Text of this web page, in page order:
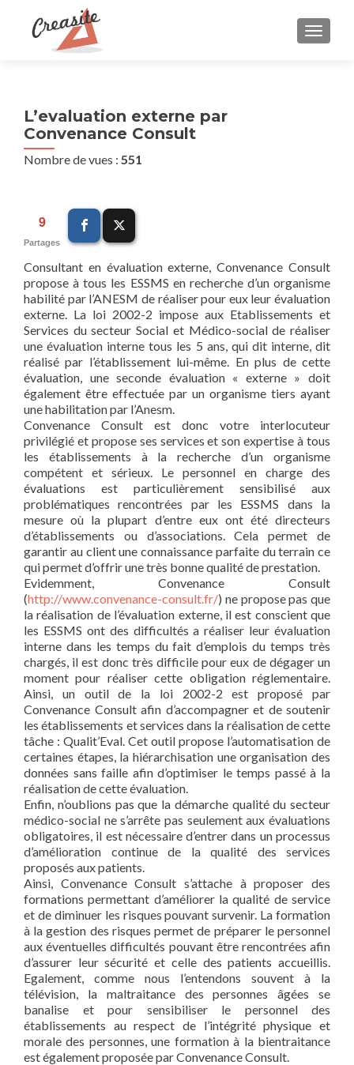
L’evaluation externe par
Convenance Consult
Nombre de vues : 551
9
Partages
Consultant en évaluation externe, Convenance Consult
propose à tous les ESSMS en recherche d’un organisme
habilité par l’ANESM de réaliser pour eux leur évaluation
externe. La loi 2002-2 impose aux Etablissements et
Services du secteur Social et Médico-social de réaliser
une évaluation interne tous les 5 ans, qui dit interne, dit
réalisé par l’établissement lui-même. En plus de cette
évaluation, une seconde évaluation « externe » doit
également être effectuée par un organisme tiers ayant
une habilitation par l’Anesm.
Convenance Consult est donc votre interlocuteur
privilégié et propose ses services et son expertise à tous
les établissements à la recherche d’un organisme
compétent et sérieux. Le personnel en charge des
évaluations est particulièrement sensibilisé aux
problématiques rencontrées par les ESSMS dans la
mesure où la plupart d’entre eux ont été directeurs
d’établissements ou d’associations. Cela permet de
garantir au client une connaissance parfaite du terrain ce
qui permet d’offrir une très bonne qualité de prestation.
Evidemment, Convenance Consult
(http://www.convenance-consult.fr/) ne propose pas que
la réalisation de l’évaluation externe, il est conscient que
les ESSMS ont des difficultés a réaliser leur évaluation
interne dans les temps du fait d’emplois du temps très
chargés, il est donc très difficile pour eux de dégager un
moment pour réaliser cette obligation réglementaire.
Ainsi, un outil de la loi 2002-2 est proposé par
Convenance Consult afin d’accompagner et de soutenir
les établissements et services dans la réalisation de cette
tâche : Qualit’Eval. Cet outil propose l’automatisation de
certaines étapes, la hiérarchisation une organisation des
données sans faille afin d’optimiser le temps passé à la
réalisation de cette évaluation.
Enfin, n’oublions pas que la démarche qualité du secteur
médico-social ne s’arrête pas seulement aux évaluations
obligatoires, il est nécessaire d’entrer dans un processus
d’amélioration continue de la qualité des services
proposés aux patients.
Ainsi, Convenance Consult s’attache à proposer des
formations permettant d’améliorer la qualité de service
et de diminuer les risques pouvant survenir. La formation
à la gestion des risques permet de préparer le personnel
aux éventuelles difficultés pouvant être rencontrées afin
d’assurer leur sécurité et celle des patients accueillis.
Egalement, comme nous l’entendons souvent à la
télévision, la maltraitance des personnes âgées se
banalise et pour sensibiliser le personnel des
établissements au respect de l’intégrité physique et
morale des personnes, une formation à la bientraitance
est également proposée par Convenance Consult.